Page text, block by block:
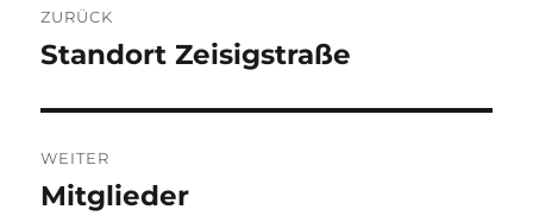
ZURÜCK
Vorheriger
Standort Zeisigstraße
WEITER
Nächster
Mitglieder